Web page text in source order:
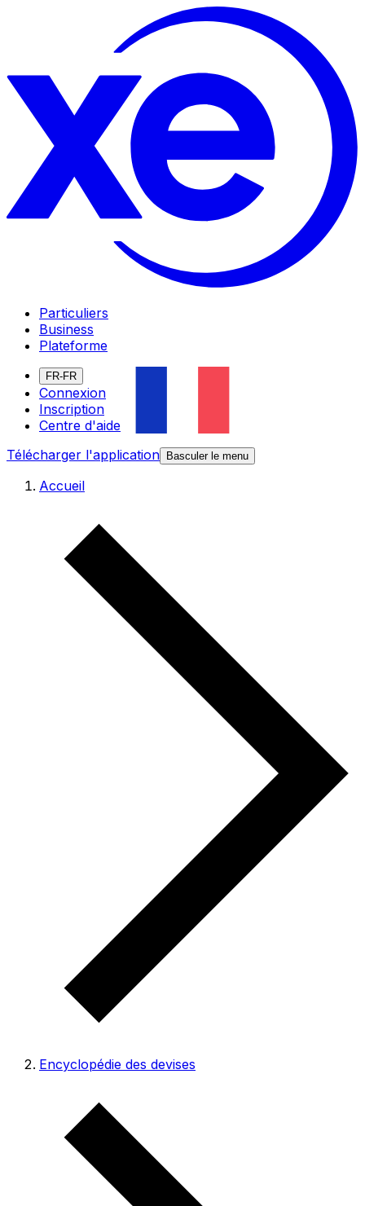
Particuliers
Business
Plateforme
FR-FR
Connexion
Inscription
Centre d'aide
Télécharger l'application
Basculer le menu
Accueil
Encyclopédie des devises